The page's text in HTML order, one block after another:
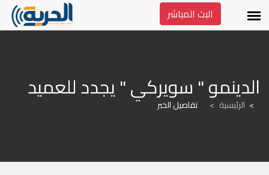
البث المباشر
الدينمو " سويركي " يجدد للعميد
الرئيسية > تفاصيل الخبر